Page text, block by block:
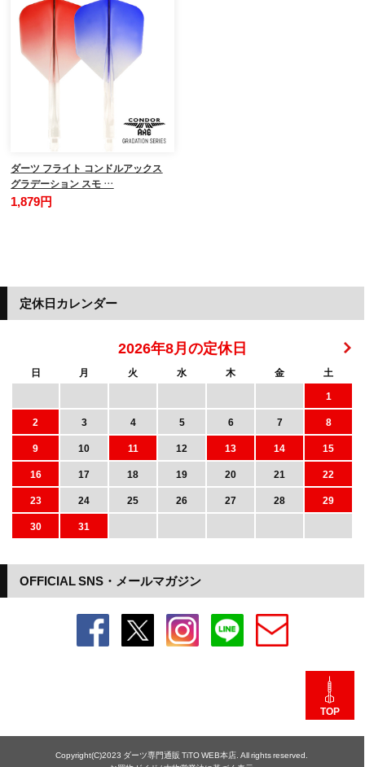
ダーツ フライト コンドルアックス
グラデーション スモ …
1,879円
OFFICIAL SNS・メールマガジン
定休日カレンダー
2026年8月の定休日
日 月 火 水 木 金
土
1
2
3 4 5 6 7
8
9
10 11 12 13 14
15
16
17 18 19 20 21
22
23
24 25 26 27 28
29
30
31
TOP
Copyright(C)2023 ダーツ専門通販 TiTO WEB本店. All rights reserved.